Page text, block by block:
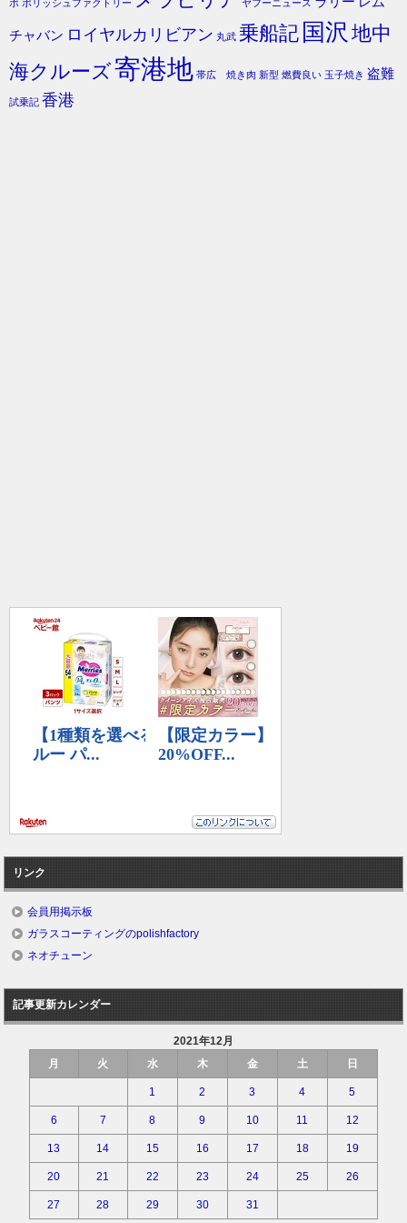
ボ ポリッシュファクトリー ヤフーニュース
チャバン ロイヤルカリビアン 丸武 乗船記 国沢 地中
海クルーズ寄港地 帯広 焼き肉 新型 燃費良い 玉子焼き 盗難
試乗記 香港
リンク
会員用掲示板
ガラスコーティングのpolishfactory
ネオチューン
記事更新カレンダー
2021年12月
月
火 水 木 金 土 日
1 2 3 4 5
6 7 8 9 10 11 12
13 14 15 16 17 18 19
20 21 22 23 24 25 26
27 28 29 30 31